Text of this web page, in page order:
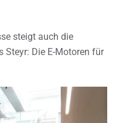
steigt auch die
Steyr: Die E-Motoren für